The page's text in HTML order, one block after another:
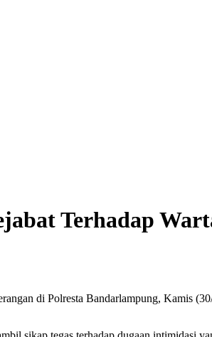
Terhadap
di Polresta Bandarlampung, Kamis